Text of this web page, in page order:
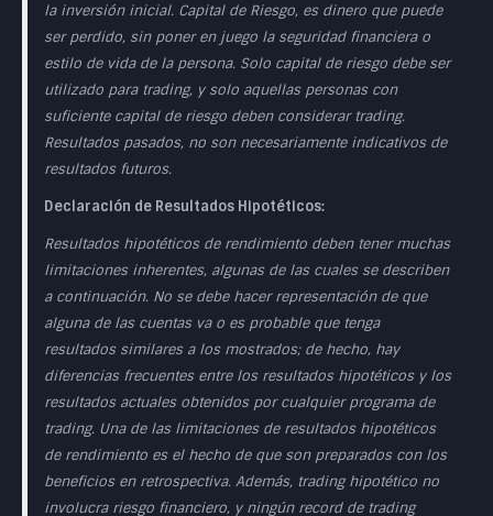
la inversión inicial. Capital de Riesgo, es dinero que puede
ser perdido, sin poner en juego la seguridad financiera o
estilo de vida de la persona. Solo capital de riesgo debe ser
utilizado para trading, y solo aquellas personas con
suficiente capital de riesgo deben considerar trading.
Resultados pasados, no son necesariamente indicativos de
resultados futuros.
Declaración de Resultados Hipotéticos:
Resultados hipotéticos de rendimiento deben tener muchas
limitaciones inherentes, algunas de las cuales se describen
a continuación. No se debe hacer representación de que
alguna de las cuentas va o es probable que tenga
resultados similares a los mostrados; de hecho, hay
diferencias frecuentes entre los resultados hipotéticos y los
resultados actuales obtenidos por cualquier programa de
trading. Una de las limitaciones de resultados hipotéticos
de rendimiento es el hecho de que son preparados con los
beneficios en retrospectiva. Además, trading hipotético no
involucra riesgo financiero, y ningún record de trading